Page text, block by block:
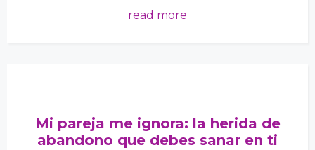
read more
Mi pareja me ignora: la herida de
abandono que debes sanar en ti